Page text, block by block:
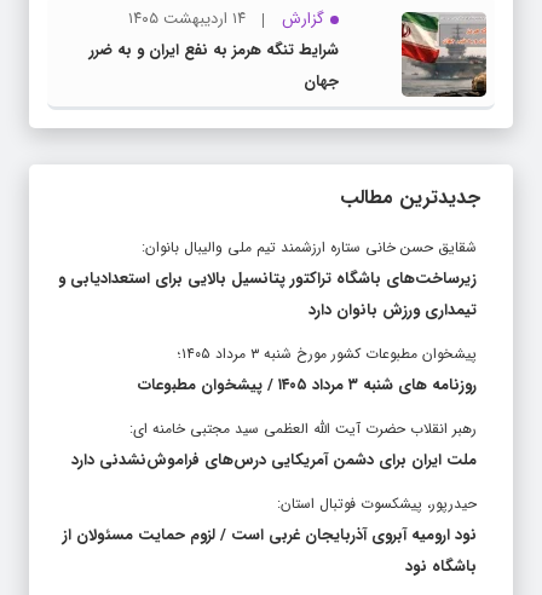
گزارش
۱۴ اردیبهشت ۱۴۰۵
شرایط تنگه هرمز به نفع ایران و به ضرر
جهان
جدیدترین مطالب
شقایق حسن خانی ستاره ارزشمند تیم ملی والیبال بانوان:
زیرساخت‌های باشگاه تراکتور پتانسیل بالایی برای استعدادیابی و
تیمداری ورزش بانوان دارد
پیشخوان مطبوعات کشور مورخ شنبه ۳ مرداد ۱۴۰۵؛
روزنامه های شنبه ۳ مرداد ۱۴۰۵ / پیشخوان مطبوعات
رهبر انقلاب حضرت آیت الله العظمی سید مجتبی خامنه ای:
ملت ایران برای دشمن آمریکایی درس‌های فراموش‌نشدنی دارد
حیدرپور، پیشکسوت فوتبال استان:
نود ارومیه آبروی آذربایجان غربی است / لزوم حمایت مسئولان از
باشگاه نود